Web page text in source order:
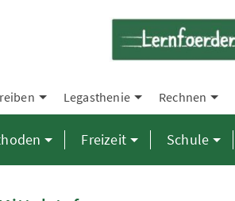
Legasthenie Rechnen
Freizeit Schule